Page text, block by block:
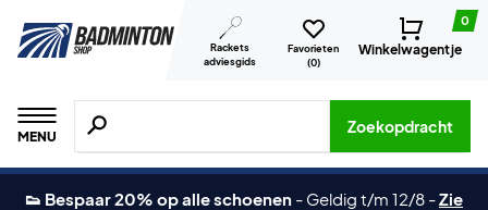
Rackets
adviesgids
Favorieten
(0)
0
Winkelwagentje
MENU
Zoeken naar producten, merken etc.
Zoekopdracht
👟 Bespaar 20% op alle schoenen - Geldig t/m 12/8 -Zie